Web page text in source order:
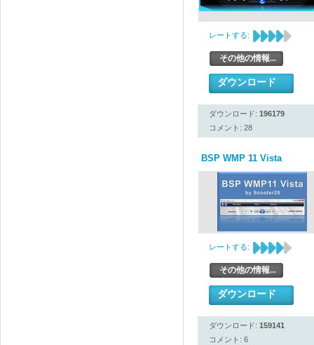
レートする:
その他の情報...
ダウンロード
ダウンロード: 196179
コメント: 28
BSP WMP 11 Vista
レートする:
その他の情報...
ダウンロード
ダウンロード: 159141
コメント: 6